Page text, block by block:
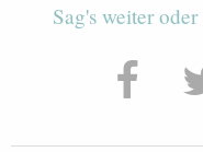
Sag's weiter oder